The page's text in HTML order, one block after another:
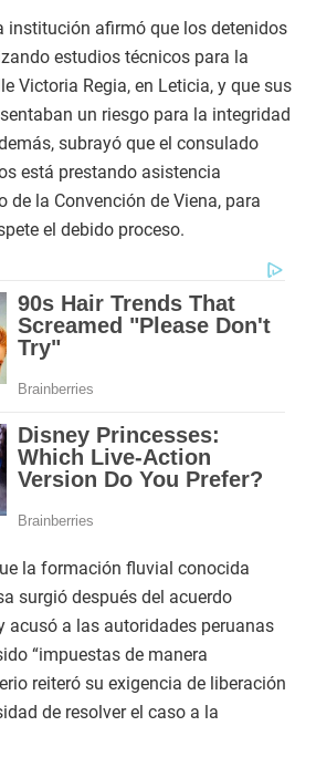
institución afirmó que los detenidos
estudios técnicos para la
Victoria Regia, en Leticia, y que sus
un riesgo para la integridad
subrayó que el consulado
está prestando asistencia
de la Convención de Viena, para
el debido proceso.
la formación fluvial conocida
surgió después del acuerdo
acusó a las autoridades peruanas
“impuestas de manera
reiteró su exigencia de liberación
de resolver el caso a la